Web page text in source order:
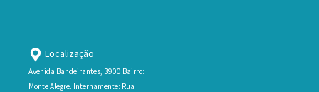
Localização
Avenida Bandeirantes, 3900 Bairro:
Monte Alegre. Internamente: Rua